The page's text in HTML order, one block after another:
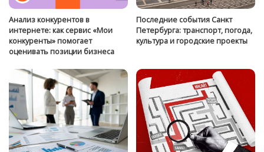
Анализ конкурентов в
интернете: как сервис «Мои
конкуренты» помогает
оценивать позиции бизнеса
Последние события Санкт
Петербурга: транспорт, погода,
культура и городские проекты